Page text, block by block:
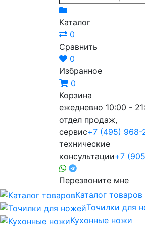
Каталог
0
Сравнить
0
Избранное
0
Корзина
ежедневно 10:00 -
отдел продаж,
сервис+7 (495) 968-
технические
консультации+7
Перезвоните мне
Каталог товаров
Точилки для
Кухонные ножи